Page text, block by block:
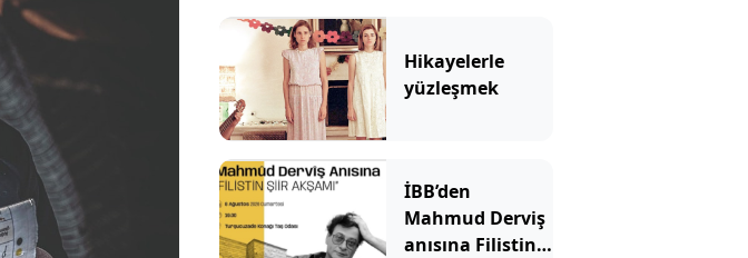
Hikayelerle
yüzleşmek
İBB’den
Mahmud Derviş
anısına Filistin